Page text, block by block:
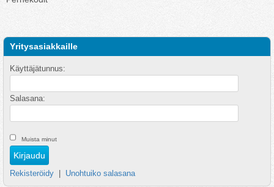
Yritysasiakkaille
Käyttäjätunnus:
Salasana:
Muista minut
Rekisteröidy Unohtuiko salasana